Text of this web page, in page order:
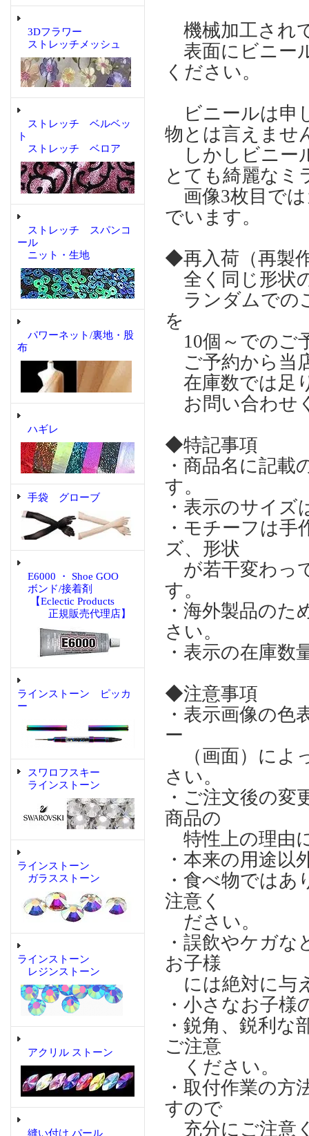
3Dフラワー
ストレッチメッシュ
ストレッチ ベルベッ
ト
ストレッチ ベロア
ストレッチ スパンコ
ール
ニット・生地
パワーネット/裏地・股
布
ハギレ
手袋 グローブ
E6000 ・ Shoe GOO
ボンド/接着剤
【Eclectic Products
正規販売代理店】
ラインストーン ピッカ
ー
スワロフスキー
ラインストーン
ラインストーン
ガラスストーン
ラインストーン
レジンストーン
アクリル ストーン
縫い付け パール
機械加工され
表面にビニー
ください。
ビニールは申
物とは言えませ
しかしビニー
とても綺麗なミ
画像3枚目では
でいます。
◆再入荷（再
全く同じ形状
ランダムでの
を
10個～でのご
ご予約から当
在庫数では足
お問い合わ
◆特記事項
・商品名に記
す。
・表示のサイ
・モチーフは
ズ、形状
が若干変わっ
す。
・海外製品の
さい。
・表示の在庫
◆注意事項
・表示画像の
ー
（画面）によ
さい。
・ご注文後の
商品の
特性上の理由
・本来の用途
・食べ物では
注意く
ださい。
・誤飲やケガ
お子様
には絶対に与
・小さなお子
・鋭角、鋭利
ご注意
ください。
・取付作業の
すので
充分にご注意